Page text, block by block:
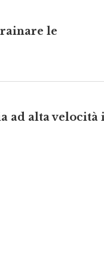
le
ad alta velocità